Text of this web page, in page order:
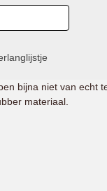
bijna niet van echt
materiaal.